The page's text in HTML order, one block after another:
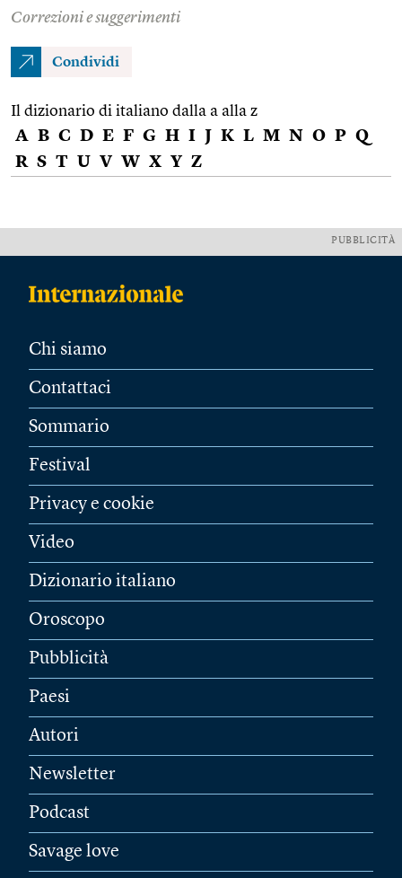
Correzioni e suggerimenti
Condividi
Il dizionario di italiano dalla a alla z
A B C D E F G H I J K L M N O P Q
R S T U V W X Y Z
PUBBLICITÀ
Chi siamo
Contattaci
Sommario
Festival
Privacy e cookie
Video
Dizionario italiano
Oroscopo
Pubblicità
Paesi
Autori
Newsletter
Podcast
Savage love